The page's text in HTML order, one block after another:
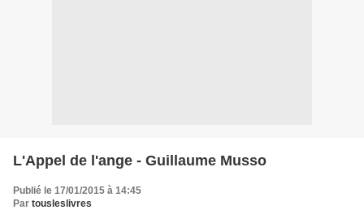
L'Appel de l'ange - Guillaume Musso
Publié le 17/01/2015 à 14:45
Par tousleslivres